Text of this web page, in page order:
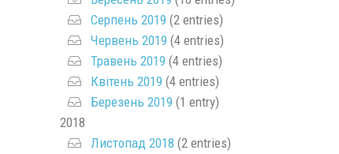
Серпень 2019 (2 entries)
Червень 2019 (4 entries)
Травень 2019 (4 entries)
Квітень 2019 (4 entries)
Березень 2019 (1 entry)
2018
Листопад 2018 (2 entries)